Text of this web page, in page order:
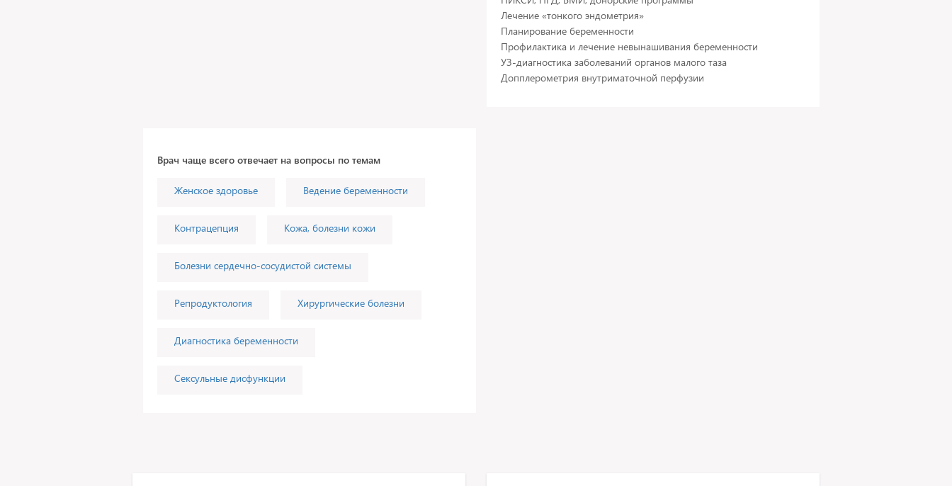
Лечение «тонкого эндометрия»
Планирование беременности
Профилактика и лечение невынашивания беременности
УЗ-диагностика заболеваний органов малого таза
Врач чаще всего отвечает на вопросы по темам
Женское здоровье Ведение беременности
Контрацепция Кожа, болезни кожи
Болезни сердечно-сосудистой системы
Репродуктология Хирургические болезни
Диагностика беременности
Сексульные дисфункции